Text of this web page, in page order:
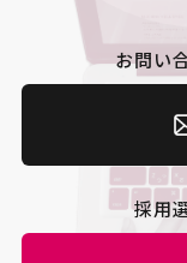
お問い
採用